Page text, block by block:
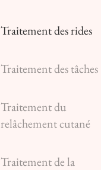
Traitement des rides
Traitement des tâches
Traitement du
relâchement cutané
Traitement de la